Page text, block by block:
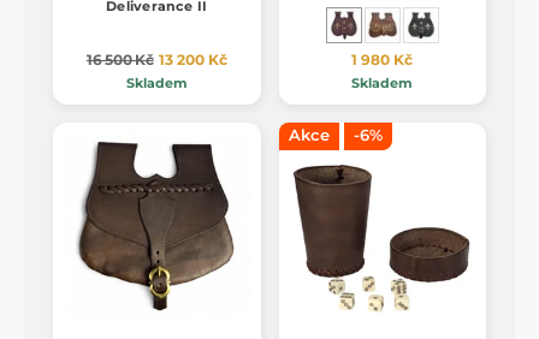
Deliverance II
16 500 Kč 13 200 Kč
Skladem
1 980 Kč
Skladem
Akce -6%